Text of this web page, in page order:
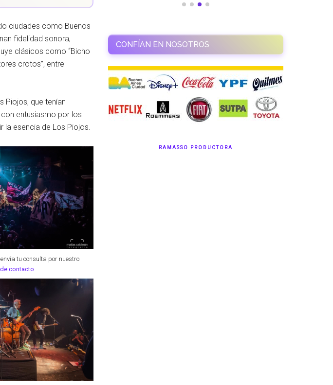
ciudades como Buenos
fidelidad sonora,
clásicos como “Bicho
crotos”, entre
Piojos, que tenían
entusiasmo por los
la esencia de Los Piojos.
envía tu consulta por nuestro
contacto
CONFÍAN EN NOSOTROS
RAMASSO PRODUCTORA